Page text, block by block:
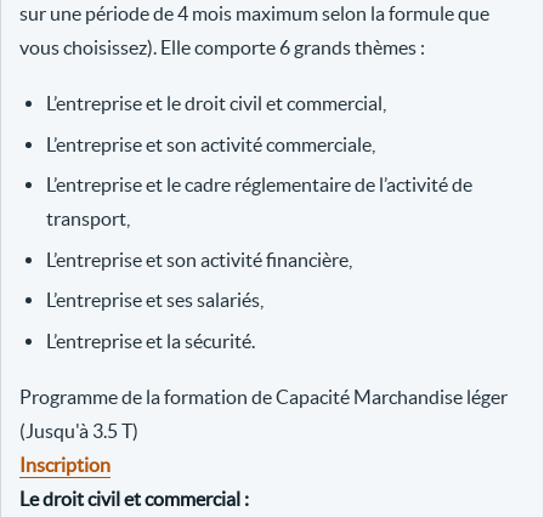
sur une période de 4 mois maximum selon la formule que
vous choisissez). Elle comporte 6 grands thèmes :
L’entreprise et le droit civil et commercial,
L’entreprise et son activité commerciale,
L’entreprise et le cadre réglementaire de l’activité de
transport,
L’entreprise et son activité financière,
L’entreprise et ses salariés,
L’entreprise et la sécurité.
Programme de la formation de Capacité Marchandise léger
(Jusqu'à 3.5 T)
Inscription
Le droit civil et commercial :